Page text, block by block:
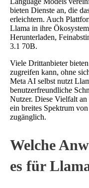
bieten Dienste an, die
erleichtern. Auch
Llama in ihre
Herunterladen,
3.1 70B.
Viele Drittanbieter
zugreifen kann, ohne
Meta AI selbst nutzt
benutzerfreundliche
Nutzer. Diese Vielfalt
ein breites Spektrum
zugänglich.
Welche
es für